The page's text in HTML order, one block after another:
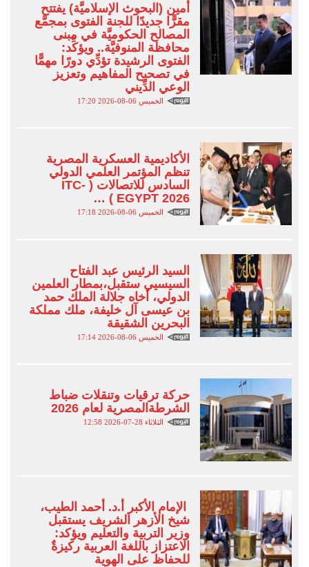
أمين (البحوث الإسلاميَّة) يفتتح
مقرًّا جديدًا للجنة الفتوى بمجمَّع
المصالح الحكوميَّة في مبنى
محافظة المنوفيَّة.. ويؤكِّد:
الفتوى الرشيدة تؤدِّي دورًا مهمًّا
في تصحيح المفاهيم وتعزيز
الوعي الدِّيني
الخميس 06-08-2026 17:20
الأكاديمية العسكرية المصرية
تنظم المؤتمر العلمي الدولي
السادس للاتصالات ( ITC-
EGYPT 2026 ) …
الخميس 06-08-2026 17:18
السيد الرئيس عبد الفتاح
السيسيي ستقبل،بمطار العلمين
الدولي، أخاه جلالة الملك حمد
بن عيسى آل خليفة، ملك مملكة
البحرين الشقيقة
الخميس 06-08-2026 17:14
حركة ترقيات وتنقلات ضباط
الشرطةالمصرية لعام 2026
الثلاثاء 28-07-2026 12:58
الإمام الأكبر أ.د. أحمد الطيب،
شيخ الأزهر الشريف يستقبل
وزير التربية والتعليم ويؤكد:
الاعتزاز باللغة العربية ركيزةٌ
للحفاظ على الهوية